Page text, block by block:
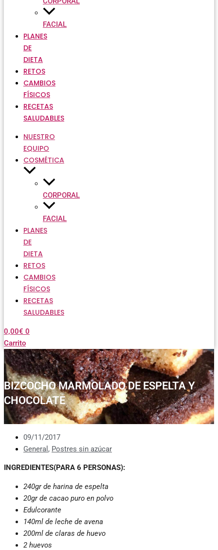
FACIAL
PLANES
DE
DIETA
RETOS
CAMBIOS
FÍSICOS
RECETAS
SALUDABLES
NUESTRO
EQUIPO
COSMÉTICA
CORPORAL
FACIAL
PLANES
DE
DIETA
RETOS
CAMBIOS
FÍSICOS
RECETAS
SALUDABLES
0,00€ 0
Carrito
BIZCOCHO MARMOLADO DE ESPELTA Y
CHOCOLATE
09/11/2017
General , Postres sin azúcar
INGREDIENTES(PARA 6 PERSONAS):
240gr de harina de espelta
20gr de cacao puro en polvo
Edulcorante
140ml de leche de avena
200ml de claras de huevo
2 huevos